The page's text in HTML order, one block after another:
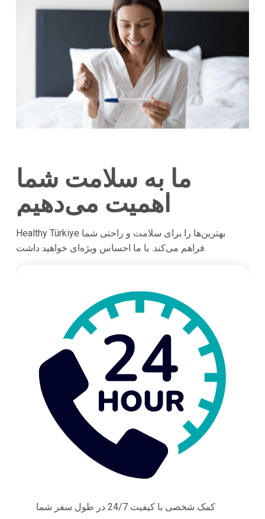
ما به سلامت شما
اهمیت می‌دهیم
Healthy Türkiye بهترین‌ها را برای سلامت و راحتی شما
فراهم می‌کند. با ما احساس ویژه‌ای خواهید داشت.
کمک شخصی با کیفیت 24/7 در طول سفر شما